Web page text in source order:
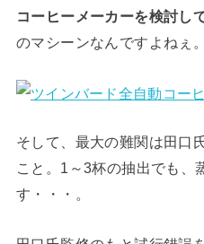
コーヒーメーカーを検討し
のマシーンなんですよねぇ。
そして、最大の難関は田口
こと。1～3杯の抽出でも、
す・・・。